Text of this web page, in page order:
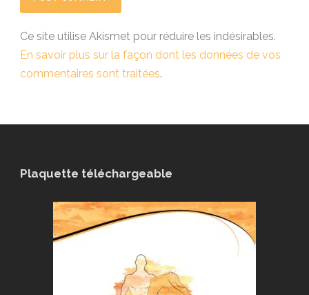
Ce site utilise Akismet pour réduire les indésirables.
En savoir plus sur la façon dont les données de vos
commentaires sont traitées.
Plaquette téléchargeable